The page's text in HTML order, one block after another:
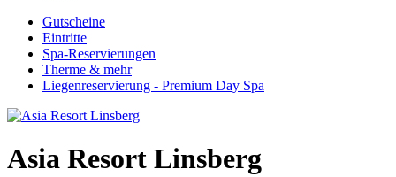
Gutscheine
Eintritte
Spa-Reservierungen
Therme & mehr
Liegenreservierung - Premium Day Spa
Asia Resort Linsberg